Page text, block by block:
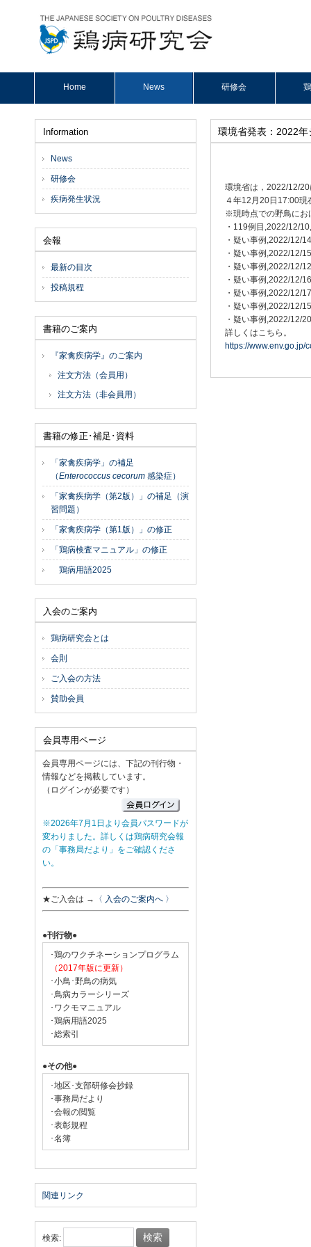
Home News 研修会
環境省発表：2022
環境省は，2022/12/
４年12月20日17:00現
※現時点での野鳥にお
・119例目,2022/12/
・疑い事例,2022/12/
・疑い事例,2022/12/
・疑い事例,2022/12/
・疑い事例,2022/12/
・疑い事例,2022/12/
・疑い事例,2022/12/
・疑い事例,2022/12/
詳しくはこちら。
https://www.env.go.jp/
Information
News
研修会
疾病発生状況
会報
最新の目次
投稿規程
書籍のご案内
『家禽疾病学』のご案内
注文方法（会員用）
注文方法（非会員用）
書籍の修正･補足･資料
「家禽疾病学」の補足
（Enterococcus cecorum 感染症）
「家禽疾病学（第2版）」の補足（演
習問題）
「家禽疾病学（第1版）」の修正
「鶏病検査マニュアル」の修正
鶏病用語2025
入会のご案内
鶏病研究会とは
会則
ご入会の方法
賛助会員
会員専用ページ
会員専用ページには、下記の刊行物・
情報などを掲載しています。
（ログインが必要です）
※2026年7月1日より会員パスワードが
変わりました。詳しくは鶏病研究会報
の「事務局だより」をご確認くださ
い。
★ご入会は → 〈 入会のご案内へ 〉
●刊行物●
･鶏のワクチネーションプログラム
（2017年版に更新）
･小鳥･野鳥の病気
･鳥病カラーシリーズ
･ワクモマニュアル
･鶏病用語2025
･総索引
●その他●
･地区･支部研修会抄録
･事務局だより
･会報の閲覧
･表彰規程
･名簿
関連リンク
検索: